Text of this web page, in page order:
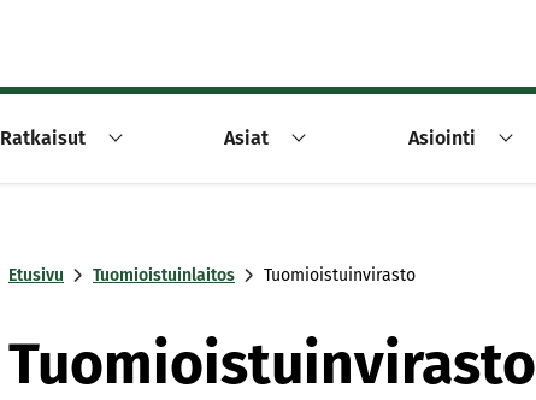
Ratkaisut Asiat Asiointi
Etusivu Tuomioistuinlaitos Tuomioistuinvirasto
Tuomioistuinvirasto